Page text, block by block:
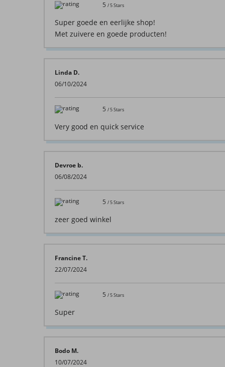
5 /5Stars
Super goede en eerlijke shop!
Met zuivere en goede producten!
Linda D.
06/10/2024
5 /5Stars
Very good en quick service
Devroe b.
06/08/2024
5 /5Stars
zeer goed winkel
Francine T.
22/07/2024
5 /5Stars
Super
Bodo M.
10/07/2024